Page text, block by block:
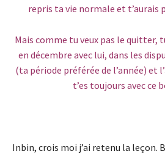
repris ta vie normale et t’aurais
Mais comme tu veux pas le quitter,
en décembre avec lui, dans les
(ta période préférée de l’année) et
t’es toujours avec ce
Inbin, crois moi j’ai retenu la leçon.